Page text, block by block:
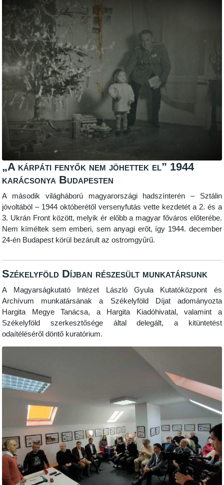
„A kárpáti fenyők nem jöhettek el” 1944
karácsonya Budapesten
A második világháború magyarországi hadszínterén – Sztálin
jóvoltából – 1944 októberétől versenyfutás vette kezdetét a 2. és a
3. Ukrán Front között, melyik ér előbb a magyar főváros előterébe.
Nem kíméltek sem emberi, sem anyagi erőt, így 1944. december
24-én Budapest körül bezárult az ostromgyűrű.
Székelyföld Díjban részesült munkatársunk
A Magyarságkutató Intézet László Gyula Kutatóközpont és
Archívum munkatársának a Székelyföld Díjat adományozta
Hargita Megye Tanácsa, a Hargita Kiadóhivatal, valamint a
Székelyföld szerkesztősége által delegált, a kitüntetést
odaítéléséről döntő kuratórium.